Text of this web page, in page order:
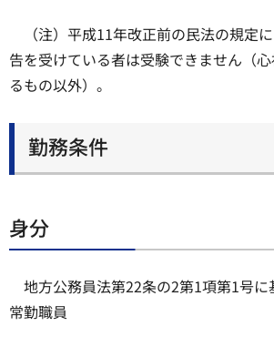
（注）平成11年改正前の民法の規定
告を受けている者は受験できません（
るもの以外）。
勤務条件
身分
地方公務員法第22条の2第1項第1号
常勤職員